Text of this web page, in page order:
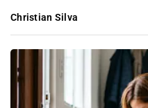
Christian Silva